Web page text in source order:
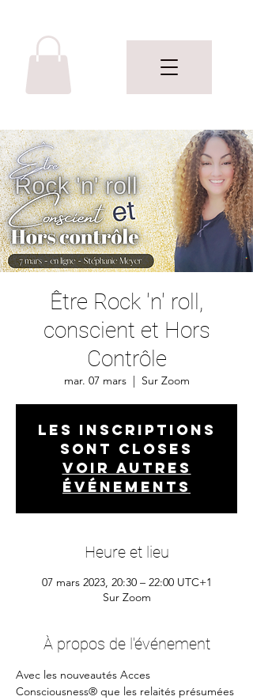
Être Rock 'n' roll,
conscient et Hors
Contrôle
mar. 07 mars
  |
Sur Zoom
Les inscriptions
sont closes
Voir autres
événements
Heure et lieu
07 mars 2023, 20:30 – 22:00 UTC+1
Sur Zoom
À propos de l'événement
Avec les nouveautés Acces
Consciousness® que les relaités présumées